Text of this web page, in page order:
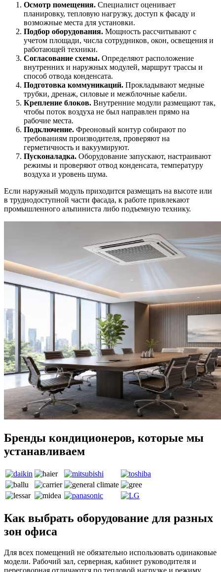
Осмотр помещения. Специалист оценивает
планировку, тепловую нагрузку, доступ к фасаду и
возможные места для установки.
Подбор оборудования. Мощность рассчитывают с
учетом площади, числа сотрудников, окон, освещения и
работающей техники.
Согласование схемы. Определяют расположение
внутренних и наружных модулей, маршрут трассы и
способ отвода конденсата.
Подготовка коммуникаций. Прокладывают медные
трубки, дренаж, силовые и межблочные кабели.
Крепление блоков. Внутренние модули размещают так,
чтобы поток воздуха не был направлен прямо на
рабочие места.
Подключение. Фреоновый контур собирают по
требованиям производителя, проверяют на
герметичность и вакуумируют.
Пусконаладка. Оборудование запускают, настраивают
режимы и проверяют отвод конденсата, температуру
воздуха и уровень шума.
Если наружный модуль приходится размещать на высоте или
в труднодоступной части фасада, к работе привлекают
промышленного альпиниста либо подъемную технику.
Бренды кондиционеров, которые мы
устанавливаем
Как выбрать оборудование для разных
зон офиса
Для всех помещений не обязательно использовать одинаковые
модели. Рабочий зал, серверная, кабинет руководителя и
переговорная отличаются по тепловой нагрузке и режиму